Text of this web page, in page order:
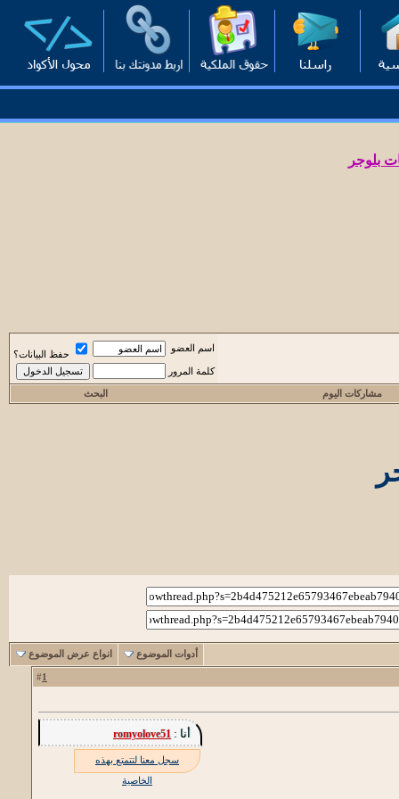
بلوجر
اسم العضو
حفظ البيانات؟
كلمة المرور
مشاركات اليوم البحث
أدوات الموضوع انواع عرض الموضوع
1
أنا : romyolove51
سجل معنا لتتمتع بهذه
الخاصية